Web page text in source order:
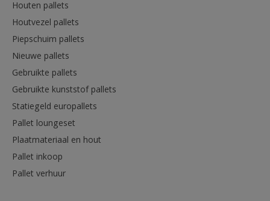
Houten pallets
Houtvezel pallets
Piepschuim pallets
Nieuwe pallets
Gebruikte pallets
Gebruikte kunststof pallets
Statiegeld europallets
Pallet loungeset
Plaatmateriaal en hout
Pallet inkoop
Pallet verhuur